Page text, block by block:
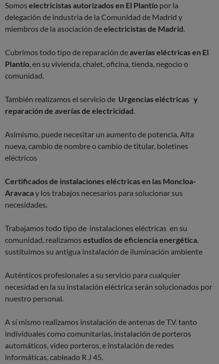
Somos electricistas autorizados en El Plantío por la
delegación de industria de la Comunidad de Madrid y
miembros de la asociación deelectricistas de Madrid.
Cubrimos todo tipo de reparación deaverías eléctricas en El
Plantío, en su vivienda, chalet, oficina, tienda, negocio o
comunidad.
También realizamos el servicio de Urgencias eléctricas y
reparación de averías de electricidad.
Asimismo, puede necesitar un aumento de potencia, Alta
nueva, cambio de nombre o cambio de titular, boletines
eléctricos
Certificados de instalaciones eléctricas en las Moncloa-
Aravacay los trabajos necesarios para solucionar sus
necesidades.
Trabajamos todo tipo de instalaciones eléctricas en su
comunidad, realizamos estudios de eficiencia energética,
sustituimos su antigua instalación de iluminación ambiente
Auténticos profesionales a su servicio para cualquier
necesidad en la su instalación eléctrica serán solucionados por
nuestro personal.
A sí mismo realizamos instalación de antenas de T.V. tanto
individuales como comunitarias, instalación de porteros
automáticos, video porteros, e instalación de redes
informáticas, cableado R J 45.